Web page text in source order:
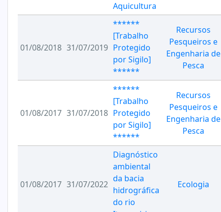
Aquicultura
01/08/2018 31/07/2019
******
[Trabalho
Protegido
por Sigilo]
******
Recursos
Pesqueiros e
Engenharia de
Pesca
01/08/2017 31/07/2018
******
[Trabalho
Protegido
por Sigilo]
******
Recursos
Pesqueiros e
Engenharia de
Pesca
01/08/2017 31/07/2022
Diagnóstico
ambiental
da bacia
hidrográfica
do rio
Ecologia